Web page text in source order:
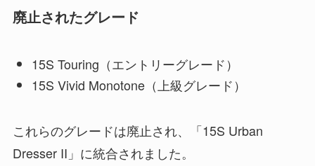
廃止されたグレード
15S Touring（エントリーグレード）
15S Vivid Monotone（上級グレード）
これらのグレードは廃止され、「15S Urban
Dresser II」に統合されました。